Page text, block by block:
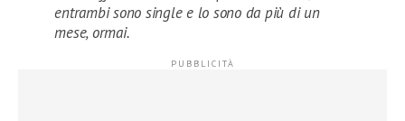
entrambi sono single e lo sono da più di un
mese, ormai.